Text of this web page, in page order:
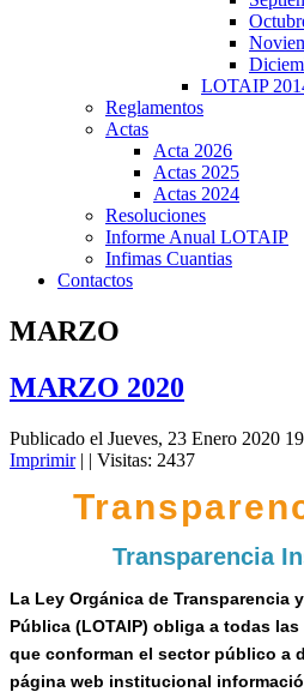
LOTAIP
Reglamentos
Actas
Acta 2026
Actas 2025
Actas 2024
Resoluciones
Informe Anual LOTAIP
Infimas Cuantias
Contactos
MARZO
MARZO 2020
Publicado el Jueves, 23 Enero 2020
Imprimir| | Visitas: 2437
Transparencia
La Ley Orgánica de Transparencia
Pública (LOTAIP) obliga a todas
que conforman el sector público a
página web institucional